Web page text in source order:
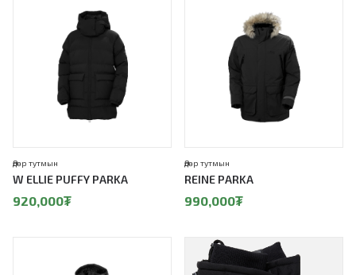
W ELLIE PUFFY PARKA
Өдөр тутмын
920,000₮
REINE PARKA
Өдөр тутмын
990,000₮